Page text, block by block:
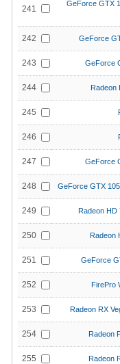
241
GeForce GTX
242 GeForce
243 GeForce
244 Radeon
245
246
247 GeForce
248 GeForce GTX
249 Radeon HD
250 Radeon
251 GeForce
252 FirePro
253 Radeon RX
254 Radeon
255 Radeon